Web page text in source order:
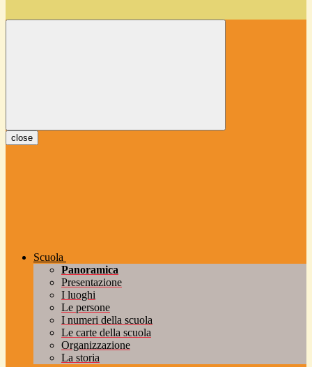
close
Scuola
Panoramica
Presentazione
I luoghi
Le persone
I numeri della scuola
Le carte della scuola
Organizzazione
La storia